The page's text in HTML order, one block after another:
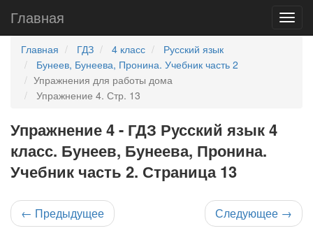
Главная
Главная ГДЗ 4 класс
Русский язык
Бунеев, Бунеева, Пронина. Учебник часть 2
Упражнения для работы дома
Упражнение 4. Стр. 13
Упражнение 4 - ГДЗ Русский язык 4
класс. Бунеев, Бунеева, Пронина.
Учебник часть 2. Страница 13
← Предыдущее Следующее →